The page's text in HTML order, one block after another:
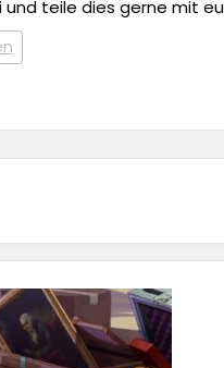
teile dies gerne mit